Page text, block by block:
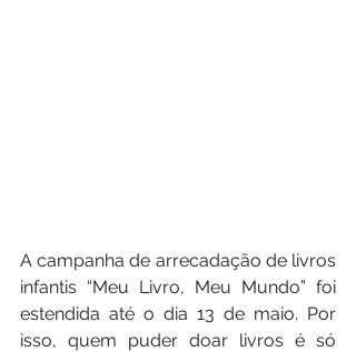
A campanha de arrecadação de livros
infantis “Meu Livro, Meu Mundo” foi
estendida até o dia 13 de maio. Por
isso, quem puder doar livros é só